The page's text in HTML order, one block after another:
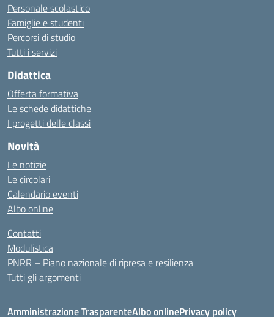
Personale scolastico
Famiglie e studenti
Percorsi di studio
Tutti i servizi
Didattica
Offerta formativa
Le schede didattiche
I progetti delle classi
Novità
Le notizie
Le circolari
Calendario eventi
Albo online
Contatti
Modulistica
PNRR – Piano nazionale di ripresa e resilienza
Tutti gli argomenti
Amministrazione TrasparenteAlbo onlinePrivacy policy